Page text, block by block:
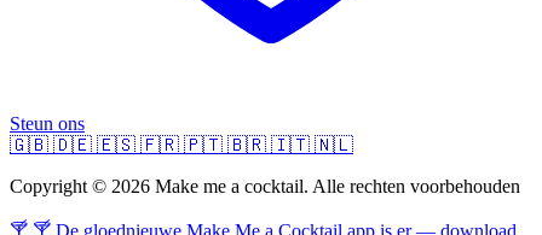
Steun ons
🇬🇧 🇩🇪 🇪🇸 🇫🇷 🇵🇹 🇧🇷 🇮🇹 🇳🇱
Copyright © 2026 Make me a cocktail. Alle rechten voorbehouden